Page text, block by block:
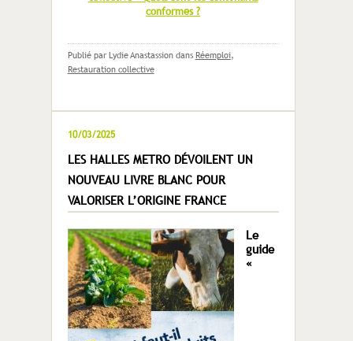
conformes ?
Publié par Lydie Anastassion dans Réemploi,
Restauration collective
10/03/2025
LES HALLES METRO DÉVOILENT UN
NOUVEAU LIVRE BLANC POUR
VALORISER L’ORIGINE FRANCE
Le
guide
«